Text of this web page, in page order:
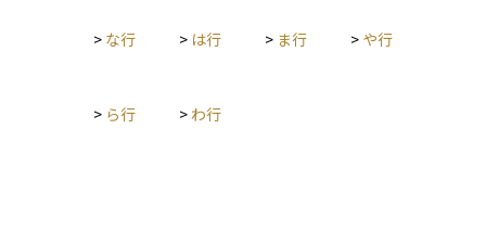
に決まるかを知るうえで、理解しておきたい基本的な仕組みで
> な行 > は行 > ま行 > や行
> ら行 > わ行